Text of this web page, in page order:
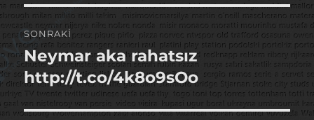
SONRAKI
Sonraki
yazı:
Neymar aka rahatsız
http://t.co/4k8o9sOo